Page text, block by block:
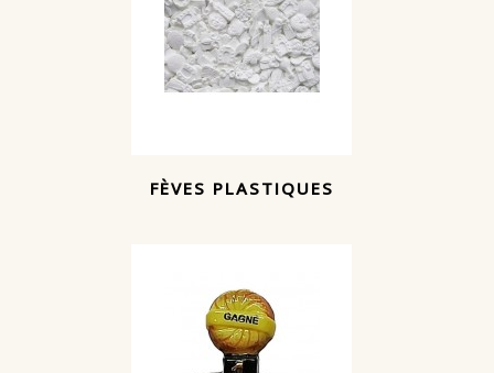
FÈVES PLASTIQUES